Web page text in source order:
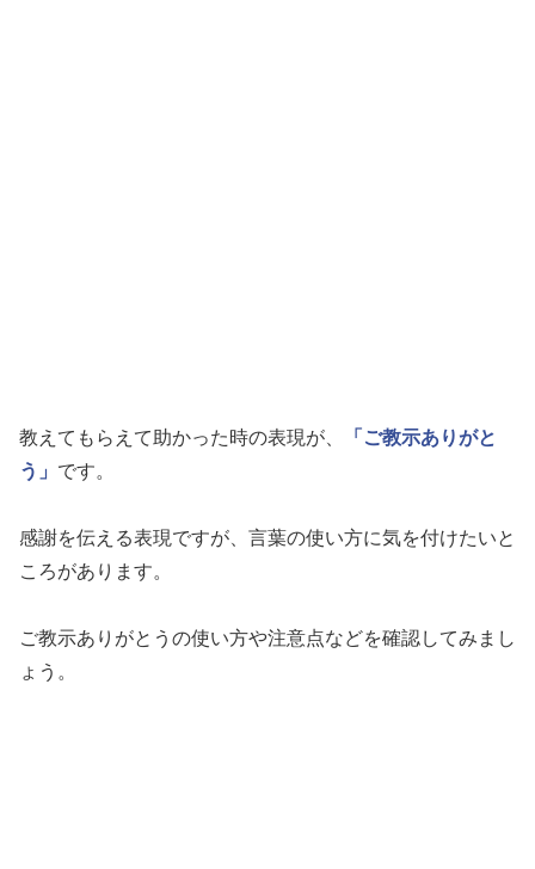
教えてもらえて助かった時の表現が、
「ご教示ありがと
う」 です。
感謝を伝える表現ですが、言葉の使い方に気を付けたいと
ころがあります。
ご教示ありがとうの使い方や注意点などを確認してみまし
ょう。